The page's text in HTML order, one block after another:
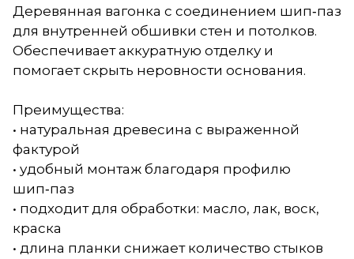
Деревянная вагонка с соединением шип‑паз
для внутренней обшивки стен и потолков.
Обеспечивает аккуратную отделку и
помогает скрыть неровности основания.
Преимущества:
• натуральная древесина с выраженной
фактурой
• удобный монтаж благодаря профилю
шип‑паз
• подходит для обработки: масло, лак, воск,
краска
• длина планки снижает количество стыков